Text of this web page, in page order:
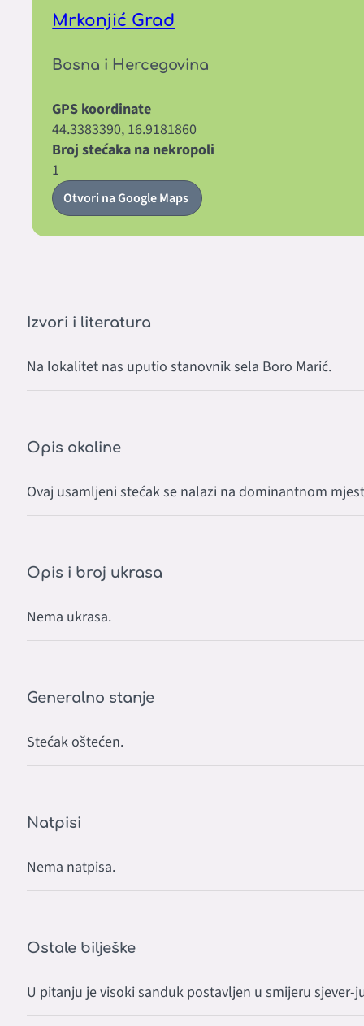
Mrkonjić Grad
Bosna i Hercegovina
GPS koordinate
44.3383390, 16.9181860
Broj stećaka na nekropoli
1
Otvori na Google Maps
Izvori i literatura
Na lokalitet nas uputio stanovnik sela Boro Marić.
Opis okoline
Ovaj usamljeni stećak se nalazi na dominantnom
Opis i broj ukrasa
Nema ukrasa.
Generalno stanje
Stećak oštećen.
Natpisi
Nema natpisa.
Ostale bilješke
U pitanju je visoki sanduk postavljen u smijeru sjever-